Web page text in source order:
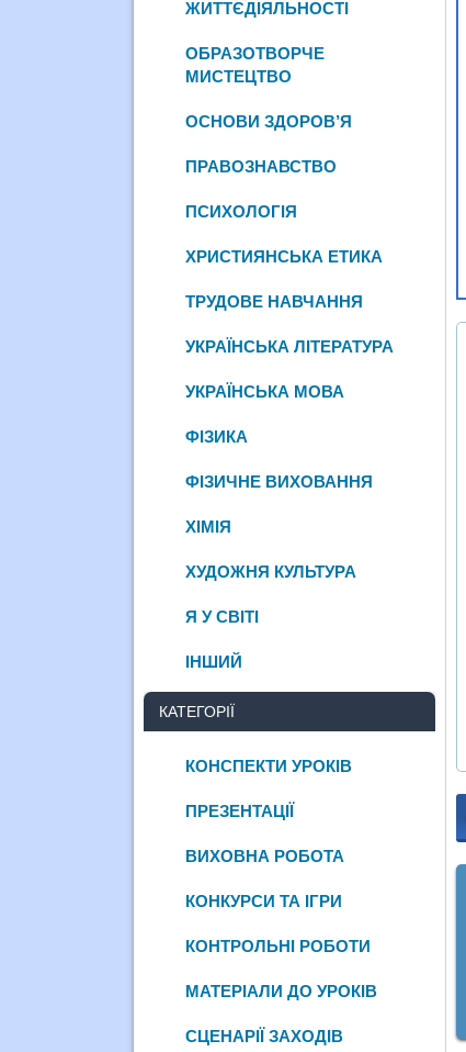
ЖИТТЄДІЯЛЬНОСТІ
ОБРАЗОТВОРЧЕ
МИСТЕЦТВО
ОСНОВИ ЗДОРОВ’Я
ПРАВОЗНАВСТВО
ПСИХОЛОГІЯ
ХРИСТИЯНСЬКА ЕТИКА
ТРУДОВЕ НАВЧАННЯ
УКРАЇНСЬКА ЛІТЕРАТУРА
УКРАЇНСЬКА МОВА
ФІЗИКА
ФІЗИЧНЕ ВИХОВАННЯ
ХІМІЯ
ХУДОЖНЯ КУЛЬТУРА
Я У СВІТІ
ІНШИЙ
КАТЕГОРІЇ
КОНСПЕКТИ УРОКІВ
ПРЕЗЕНТАЦІЇ
ВИХОВНА РОБОТА
КОНКУРСИ ТА ІГРИ
КОНТРОЛЬНІ РОБОТИ
МАТЕРІАЛИ ДО УРОКІВ
СЦЕНАРІЇ ЗАХОДІВ